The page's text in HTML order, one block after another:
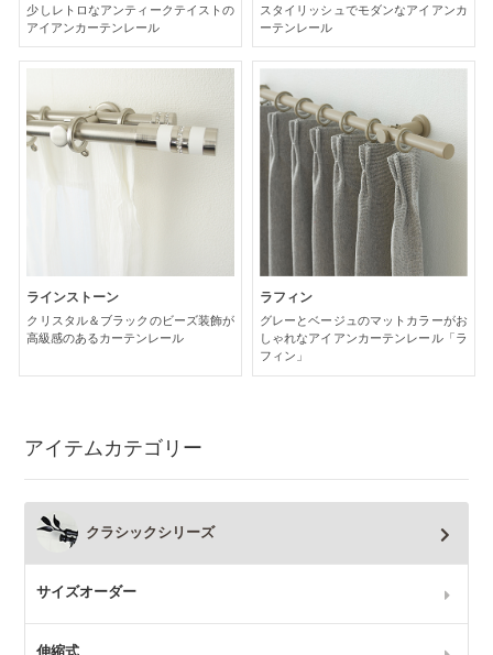
少しレトロなアンティークテイストの
アイアンカーテンレール
スタイリッシュでモダンなアイアンカ
ーテンレール
ラインストーン
クリスタル＆ブラックのビーズ装飾が
高級感のあるカーテンレール
ラフィン
グレーとベージュのマットカラーがお
しゃれなアイアンカーテンレール「ラ
フィン」
アイテムカテゴリー
クラシックシリーズ
サイズオーダー
伸縮式